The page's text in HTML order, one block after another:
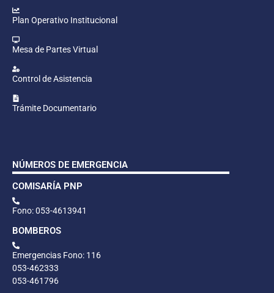
Plan Operativo Institucional
Mesa de Partes Virtual
Control de Asistencia
Trámite Documentario
NÚMEROS DE EMERGENCIA
COMISARÍA PNP
Fono: 053-4613941
BOMBEROS
Emergencias Fono: 116
053-462333
053-461796